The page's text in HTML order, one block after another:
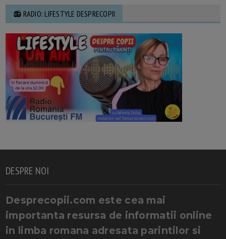
📻 RADIO: LIFESTYLE DESPRECOPII
DESPRE NOI
Desprecopii.com este cea mai
importanta resursa de informatii online
in limba romana adresata parintilor si